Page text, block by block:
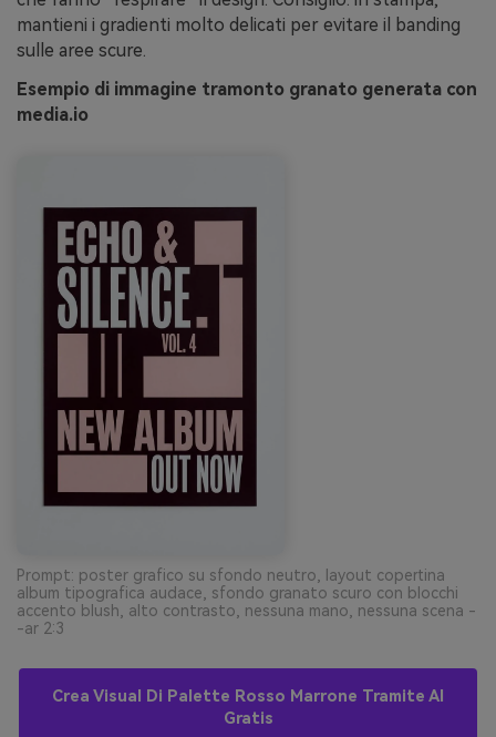
mantieni i gradienti molto delicati per evitare il banding
sulle aree scure.
Esempio di immagine tramonto granato generata con
media.io
Prompt: poster grafico su sfondo neutro, layout copertina
album tipografica audace, sfondo granato scuro con blocchi
accento blush, alto contrasto, nessuna mano, nessuna scena -
-ar 2:3
Crea Visual Di Palette Rosso Marrone Tramite AI
Gratis